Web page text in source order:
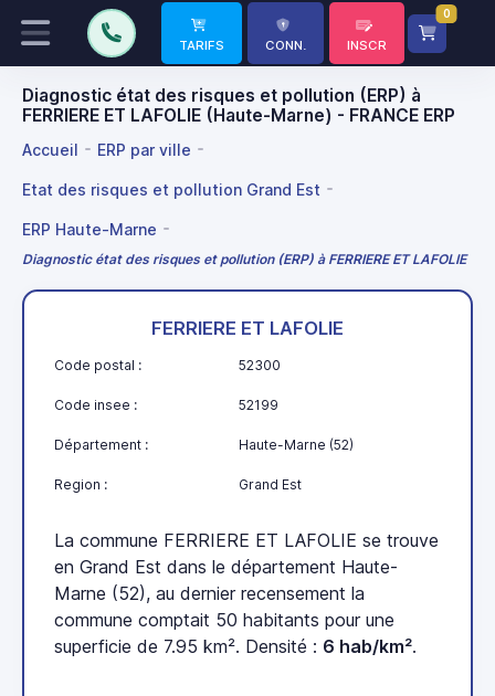
TARIFS CONN. INSCR
0
Diagnostic état des risques et pollution (ERP) à
FERRIERE ET LAFOLIE (Haute-Marne) - FRANCE ERP
Accueil ERP par ville
Etat des risques et pollution Grand Est
ERP Haute-Marne
Diagnostic état des risques et pollution (ERP) à FERRIERE ET LAFOLIE
FERRIERE ET LAFOLIE
Code postal : 52300
Code insee : 52199
Département : Haute-Marne (52)
Region : Grand Est
La commune FERRIERE ET LAFOLIE se trouve
en Grand Est dans le département Haute-
Marne (52), au dernier recensement la
commune comptait 50 habitants pour une
superficie de 7.95 km². Densité : 6 hab/km².